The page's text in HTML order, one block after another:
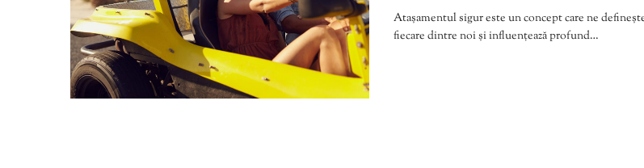
Atașamentul sigur este un concept care ne
fiecare dintre noi și influențează profund…